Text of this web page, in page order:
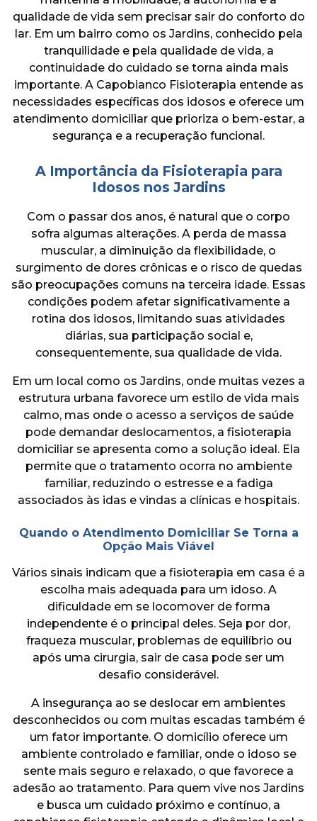
ENTRE EM CONTATO
qualidade de vida sem precisar sair do conforto do
lar. Em um bairro como os Jardins, conhecido pela
tranquilidade e pela qualidade de vida, a
continuidade do cuidado se torna ainda mais
importante. A Capobianco Fisioterapia entende as
necessidades específicas dos idosos e oferece um
atendimento domiciliar que prioriza o bem-estar, a
segurança e a recuperação funcional.
A Importância da Fisioterapia para
Idosos nos Jardins
Com o passar dos anos, é natural que o corpo
sofra algumas alterações. A perda de massa
muscular, a diminuição da flexibilidade, o
surgimento de dores crônicas e o risco de quedas
são preocupações comuns na terceira idade. Essas
condições podem afetar significativamente a
rotina dos idosos, limitando suas atividades
diárias, sua participação social e,
consequentemente, sua qualidade de vida.
Em um local como os Jardins, onde muitas vezes a
estrutura urbana favorece um estilo de vida mais
calmo, mas onde o acesso a serviços de saúde
pode demandar deslocamentos, a fisioterapia
domiciliar se apresenta como a solução ideal. Ela
permite que o tratamento ocorra no ambiente
familiar, reduzindo o estresse e a fadiga
associados às idas e vindas a clínicas e hospitais.
Quando o Atendimento Domiciliar Se Torna a
Opção Mais Viável
Vários sinais indicam que a fisioterapia em casa é a
escolha mais adequada para um idoso. A
dificuldade em se locomover de forma
independente é o principal deles. Seja por dor,
fraqueza muscular, problemas de equilíbrio ou
após uma cirurgia, sair de casa pode ser um
desafio considerável.
A insegurança ao se deslocar em ambientes
desconhecidos ou com muitas escadas também é
um fator importante. O domicílio oferece um
ambiente controlado e familiar, onde o idoso se
sente mais seguro e relaxado, o que favorece a
adesão ao tratamento. Para quem vive nos Jardins
e busca um cuidado próximo e contínuo, a